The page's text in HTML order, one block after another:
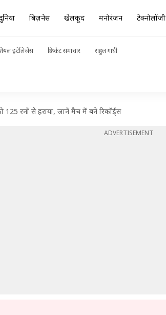
बिज़नेस खेलकूद मनोरंजन टेक्नोलॉजी
इंटेलिजेंस क्रिकेट समाचार राहुल गांधी
रनों से हराया, जानें मैच में बने रिकॉर्ड्स
ADVERTISEMENT